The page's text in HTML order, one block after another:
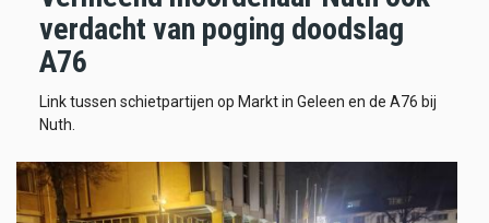
verdacht van poging doodslag
A76
Link tussen schietpartijen op Markt in Geleen en de A76 bij
Nuth.